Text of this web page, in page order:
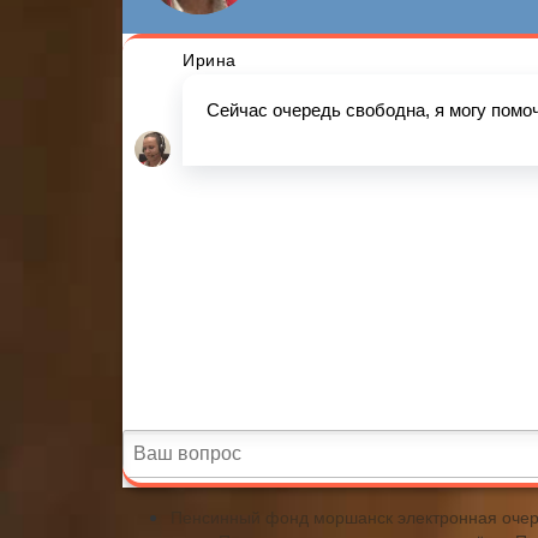
Пенсинный фонд моршанск электронная